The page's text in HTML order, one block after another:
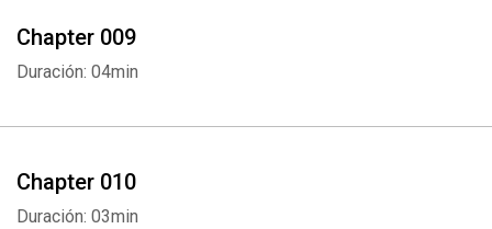
Chapter 009
Duración: 04min
Chapter 010
Duración: 03min